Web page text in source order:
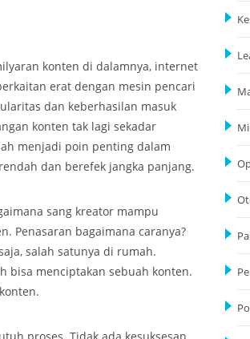
konten di dalamnya, internet
erat dengan mesin pencari
dan keberhasilan masuk
konten tak lagi sekadar
menjadi poin penting dalam
dan berefek jangka panjang.
sang kreator mampu
Penasaran bagaimana caranya?
salah satunya di rumah.
bisa menciptakan sebuah konten.
proses. Tidak ada kesuksesan